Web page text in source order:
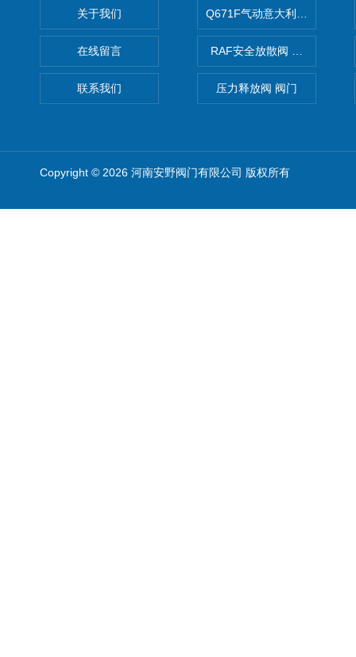
关于我们
在线留言
联系我们
Q671F气动意大利式薄型球阀
RAF安全放散阀 阀生产
压力释放阀 阀门
Copyright © 2026 河南安野阀门有限公司 版权所有